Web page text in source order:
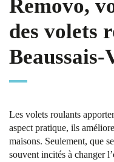
Removo,
des volets
Les volets roulants
aspect pratique, ils
maisons. Seulement, que
souvent incités à changer